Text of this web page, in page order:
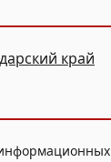
край